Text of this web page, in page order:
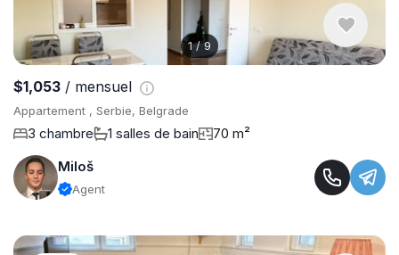
1/9
$1,053 / mensuel
Appartement , Serbie, Belgrade
3 chambre 1 salles de bain
70 m²
Miloš
Agent